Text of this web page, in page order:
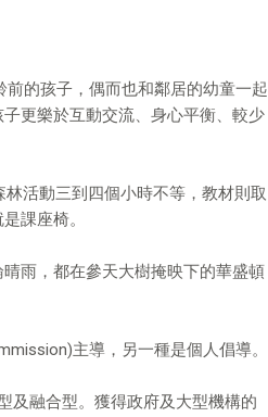
的孩子，偶而也和鄰居的幼童一起
更樂於互動交流、身心平衡、較少
活動三到四個小時不等，教材則取
課座椅。
雨，都在參天大樹掩映下的華盛頓
主導，另一種是個人倡導。
及融合型。獲得政府及大型機構的